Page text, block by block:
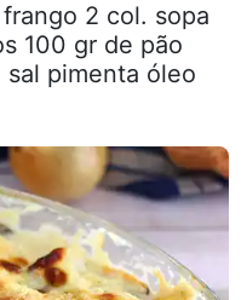
2 col. sopa
100 gr de pão
pimenta óleo